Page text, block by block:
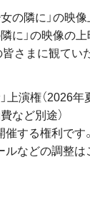
の隣に」の映
に」の映像の
さまに観てい
上演権（2026
など別途）
する権利です
ルなどの調整